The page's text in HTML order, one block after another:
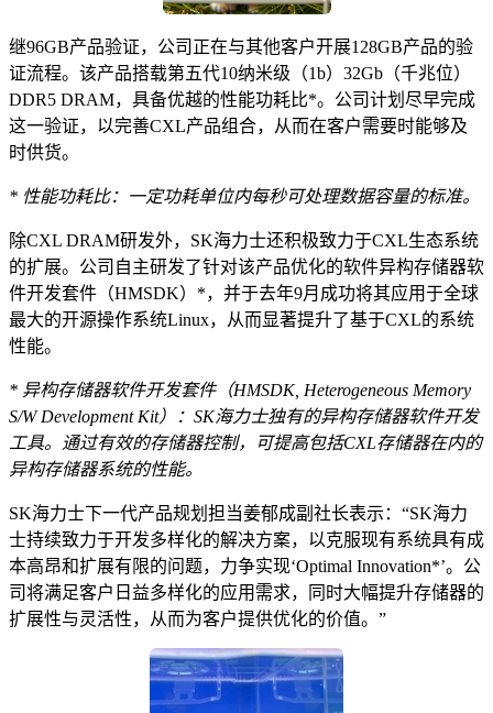
继96GB产品验证，公司正在与其他客户开展128GB产品的验
证流程。该产品搭载第五代10纳米级（1b）32Gb（千兆位）
DDR5 DRAM，具备优越的性能功耗比*。公司计划尽早完成
这一验证，以完善CXL产品组合，从而在客户需要时能够及
时供货。
* 性能功耗比：一定功耗单位内每秒可处理数据容量的标准。
除CXL DRAM研发外，SK海力士还积极致力于CXL生态系统
的扩展。公司自主研发了针对该产品优化的软件异构存储器软
件开发套件（HMSDK）*，并于去年9月成功将其应用于全球
最大的开源操作系统Linux，从而显著提升了基于CXL的系统
性能。
* 异构存储器软件开发套件（HMSDK, Heterogeneous Memory
S/W Development Kit）：SK海力士独有的异构存储器软件开发
工具。通过有效的存储器控制，可提高包括CXL存储器在内的
异构存储器系统的性能。
SK海力士下一代产品规划担当姜郁成副社长表示：“SK海力
士持续致力于开发多样化的解决方案，以克服现有系统具有成
本高昂和扩展有限的问题，力争实现‘Optimal Innovation*’。公
司将满足客户日益多样化的应用需求，同时大幅提升存储器的
扩展性与灵活性，从而为客户提供优化的价值。”